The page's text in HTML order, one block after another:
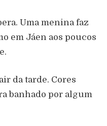
Uma menina faz
em Jáen aos poucos
da tarde. Cores
banhado por algum